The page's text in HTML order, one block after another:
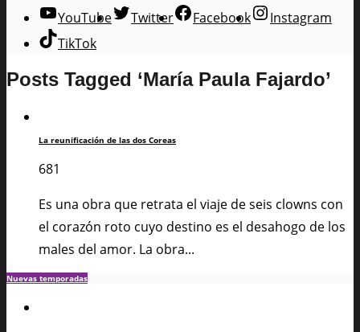
YouTube Twitter Facebook
Instagram
TikTok
Posts Tagged ‘María Paula Fajardo’
La reunificación de las dos Coreas
681
Es una obra que retrata el viaje de seis clowns con
el corazón roto cuyo destino es el desahogo de los
males del amor. La obra...
Nuevas temporadas